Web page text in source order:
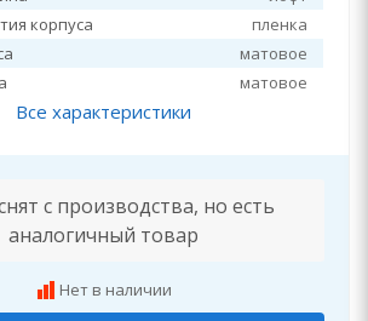
корпуса
пленка
матовое
матовое
Все характеристики
с производства, но есть
аналогичный товар
Нет в наличии